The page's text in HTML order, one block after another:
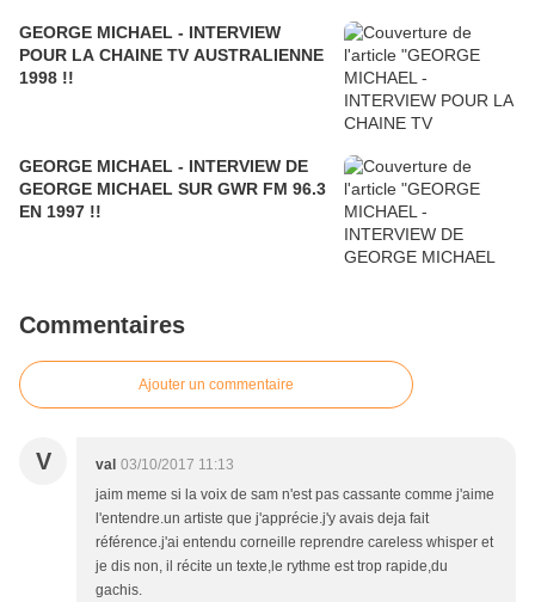
GEORGE MICHAEL - INTERVIEW
POUR LA CHAINE TV AUSTRALIENNE
1998 !!
GEORGE MICHAEL - INTERVIEW DE
GEORGE MICHAEL SUR GWR FM 96.3
EN 1997 !!
Commentaires
Ajouter un commentaire
V val 03/10/2017 11:13
jaim meme si la voix de sam n'est pas cassante comme j'aime
l'entendre.un artiste que j'apprécie.j'y avais deja fait
référence.j'ai entendu corneille reprendre careless whisper et
je dis non, il récite un texte,le rythme est trop rapide,du
gachis.